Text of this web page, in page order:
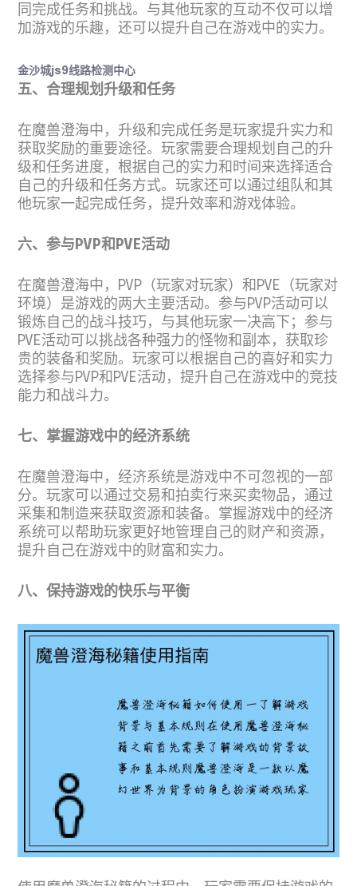
同完成任务和挑战。与其他玩家的互动不仅可以增
加游戏的乐趣，还可以提升自己在游戏中的实力。
金沙城js9线路检测中心
五、合理规划升级和任务
在魔兽澄海中，升级和完成任务是玩家提升实力和
获取奖励的重要途径。玩家需要合理规划自己的升
级和任务进度，根据自己的实力和时间来选择适合
自己的升级和任务方式。玩家还可以通过组队和其
他玩家一起完成任务，提升效率和游戏体验。
六、参与PVP和PVE活动
在魔兽澄海中，PVP（玩家对玩家）和PVE（玩家对
环境）是游戏的两大主要活动。参与PVP活动可以
锻炼自己的战斗技巧，与其他玩家一决高下；参与
PVE活动可以挑战各种强力的怪物和副本，获取珍
贵的装备和奖励。玩家可以根据自己的喜好和实力
选择参与PVP和PVE活动，提升自己在游戏中的竞技
能力和战斗力。
七、掌握游戏中的经济系统
在魔兽澄海中，经济系统是游戏中不可忽视的一部
分。玩家可以通过交易和拍卖行来买卖物品，通过
采集和制造来获取资源和装备。掌握游戏中的经济
系统可以帮助玩家更好地管理自己的财产和资源，
提升自己在游戏中的财富和实力。
八、保持游戏的快乐与平衡